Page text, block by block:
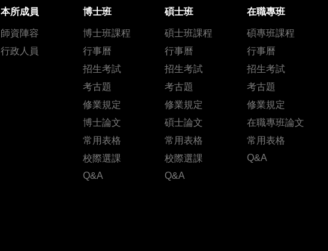
本所成員
師資陣容
行政人員
博士班
博士班課程
行事曆
招生考試
考古題
修業規定
博士論文
常用表格
校際選課
Q&A
碩士班
碩士班課程
行事曆
招生考試
考古題
修業規定
碩士論文
常用表格
校際選課
Q&A
在職專班
碩專班課程
行事曆
招生考試
考古題
修業規定
在職專班論文
常用表格
Q&A